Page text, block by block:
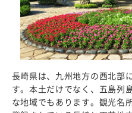
長崎県は、九州地方の西北部
す。本土だけでなく、五島列
な地域でもあります。観光名